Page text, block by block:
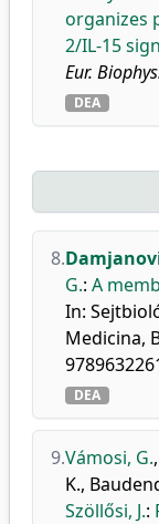
organizes
2/IL-15
Eur.
DEA
8.
G.: A
In:
Medicina,
DEA
9.Vámosi, G.,
K.,
Szöllősi, J.: